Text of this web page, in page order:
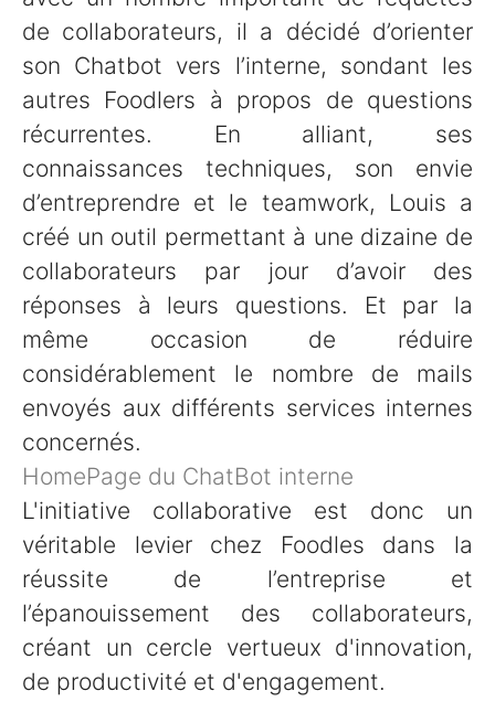
de collaborateurs, il a décidé d’orienter
son Chatbot vers l’interne, sondant les
autres Foodlers à propos de questions
récurrentes. En alliant, ses
connaissances techniques, son envie
d’entreprendre et le teamwork, Louis a
créé un outil permettant à une dizaine de
collaborateurs par jour d’avoir des
réponses à leurs questions. Et par la
même occasion de réduire
considérablement le nombre de mails
envoyés aux différents services internes
concernés.
HomePage du ChatBot interne
L'initiative collaborative est donc un
véritable levier chez Foodles dans la
réussite de l’entreprise et
l’épanouissement des collaborateurs,
créant un cercle vertueux d'innovation,
de productivité et d'engagement.